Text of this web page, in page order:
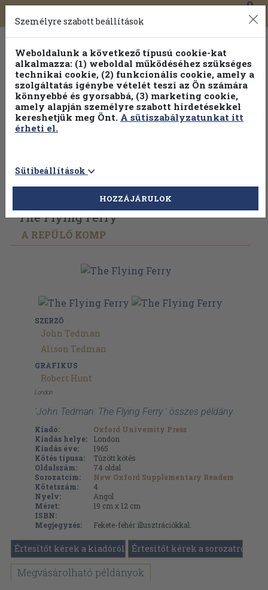
Toggle
navigation
0
Válogasson több mint 30 000 kötet közül
Hobbi témakörökben20% kedvezménnyel!
Vissza az előző oldalra Válasszon példányt
The Flying Ferry
A REPÜLŐ KOMP
SZERZŐ
John Tedman
Alison Tedman
GRAFIKUS
Robert Hunt
London
'John Tedman: The Flying Ferry ' összes példány
Kiadó:
Oxford University Press
Kiadás helye:
London
Kiadás éve:
1965
Kötés típusa:
Tűzött kötés
Oldalszám:
74 oldal
Sorozatcím:
New Oxford Supplementary Readers
Kötetszám:
4
Nyelv:
Angol
Méret:
19 cm x 12 cm
ISBN:
Megjegyzés:
Fekete-fehér illusztrációkkal.
Értesítőt kérek a kiadóról Értesítőt kérek a sorozatról
Megvásárolható példányok
Személyre szabott beállítások
Weboldalunk a következő típusú cookie-kat
alkalmazza: (1) weboldal működéséhez szükséges
technikai cookie, (2) funkcionális cookie, amely a
szolgáltatás igénybe vételét teszi az Ön számára
könnyebbé és gyorsabbá, (3) marketing cookie,
amely alapján személyre szabott hirdetésekkel
kereshetjük meg Önt. A sütiszabályzatunkat itt
érheti el.
Sütibeállítások
HOZZÁJÁRULOK